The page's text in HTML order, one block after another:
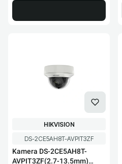
Kod produktu
DS-2CE5AH8T-AVPIT3ZF
Kamera DS-2CE5AH8T-
AVPIT3ZF(2.7-13.5mm)
PRODUCENT
HIKVISION